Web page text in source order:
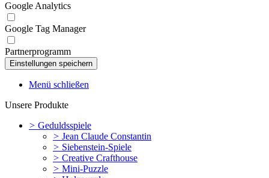
Google Analytics
Google Tag Manager
Partnerprogramm
Menü schließen
Unsere Produkte
> Geduldsspiele
> Jean Claude Constantin
> Siebenstein-Spiele
> Creative Crafthouse
> Mini-Puzzle